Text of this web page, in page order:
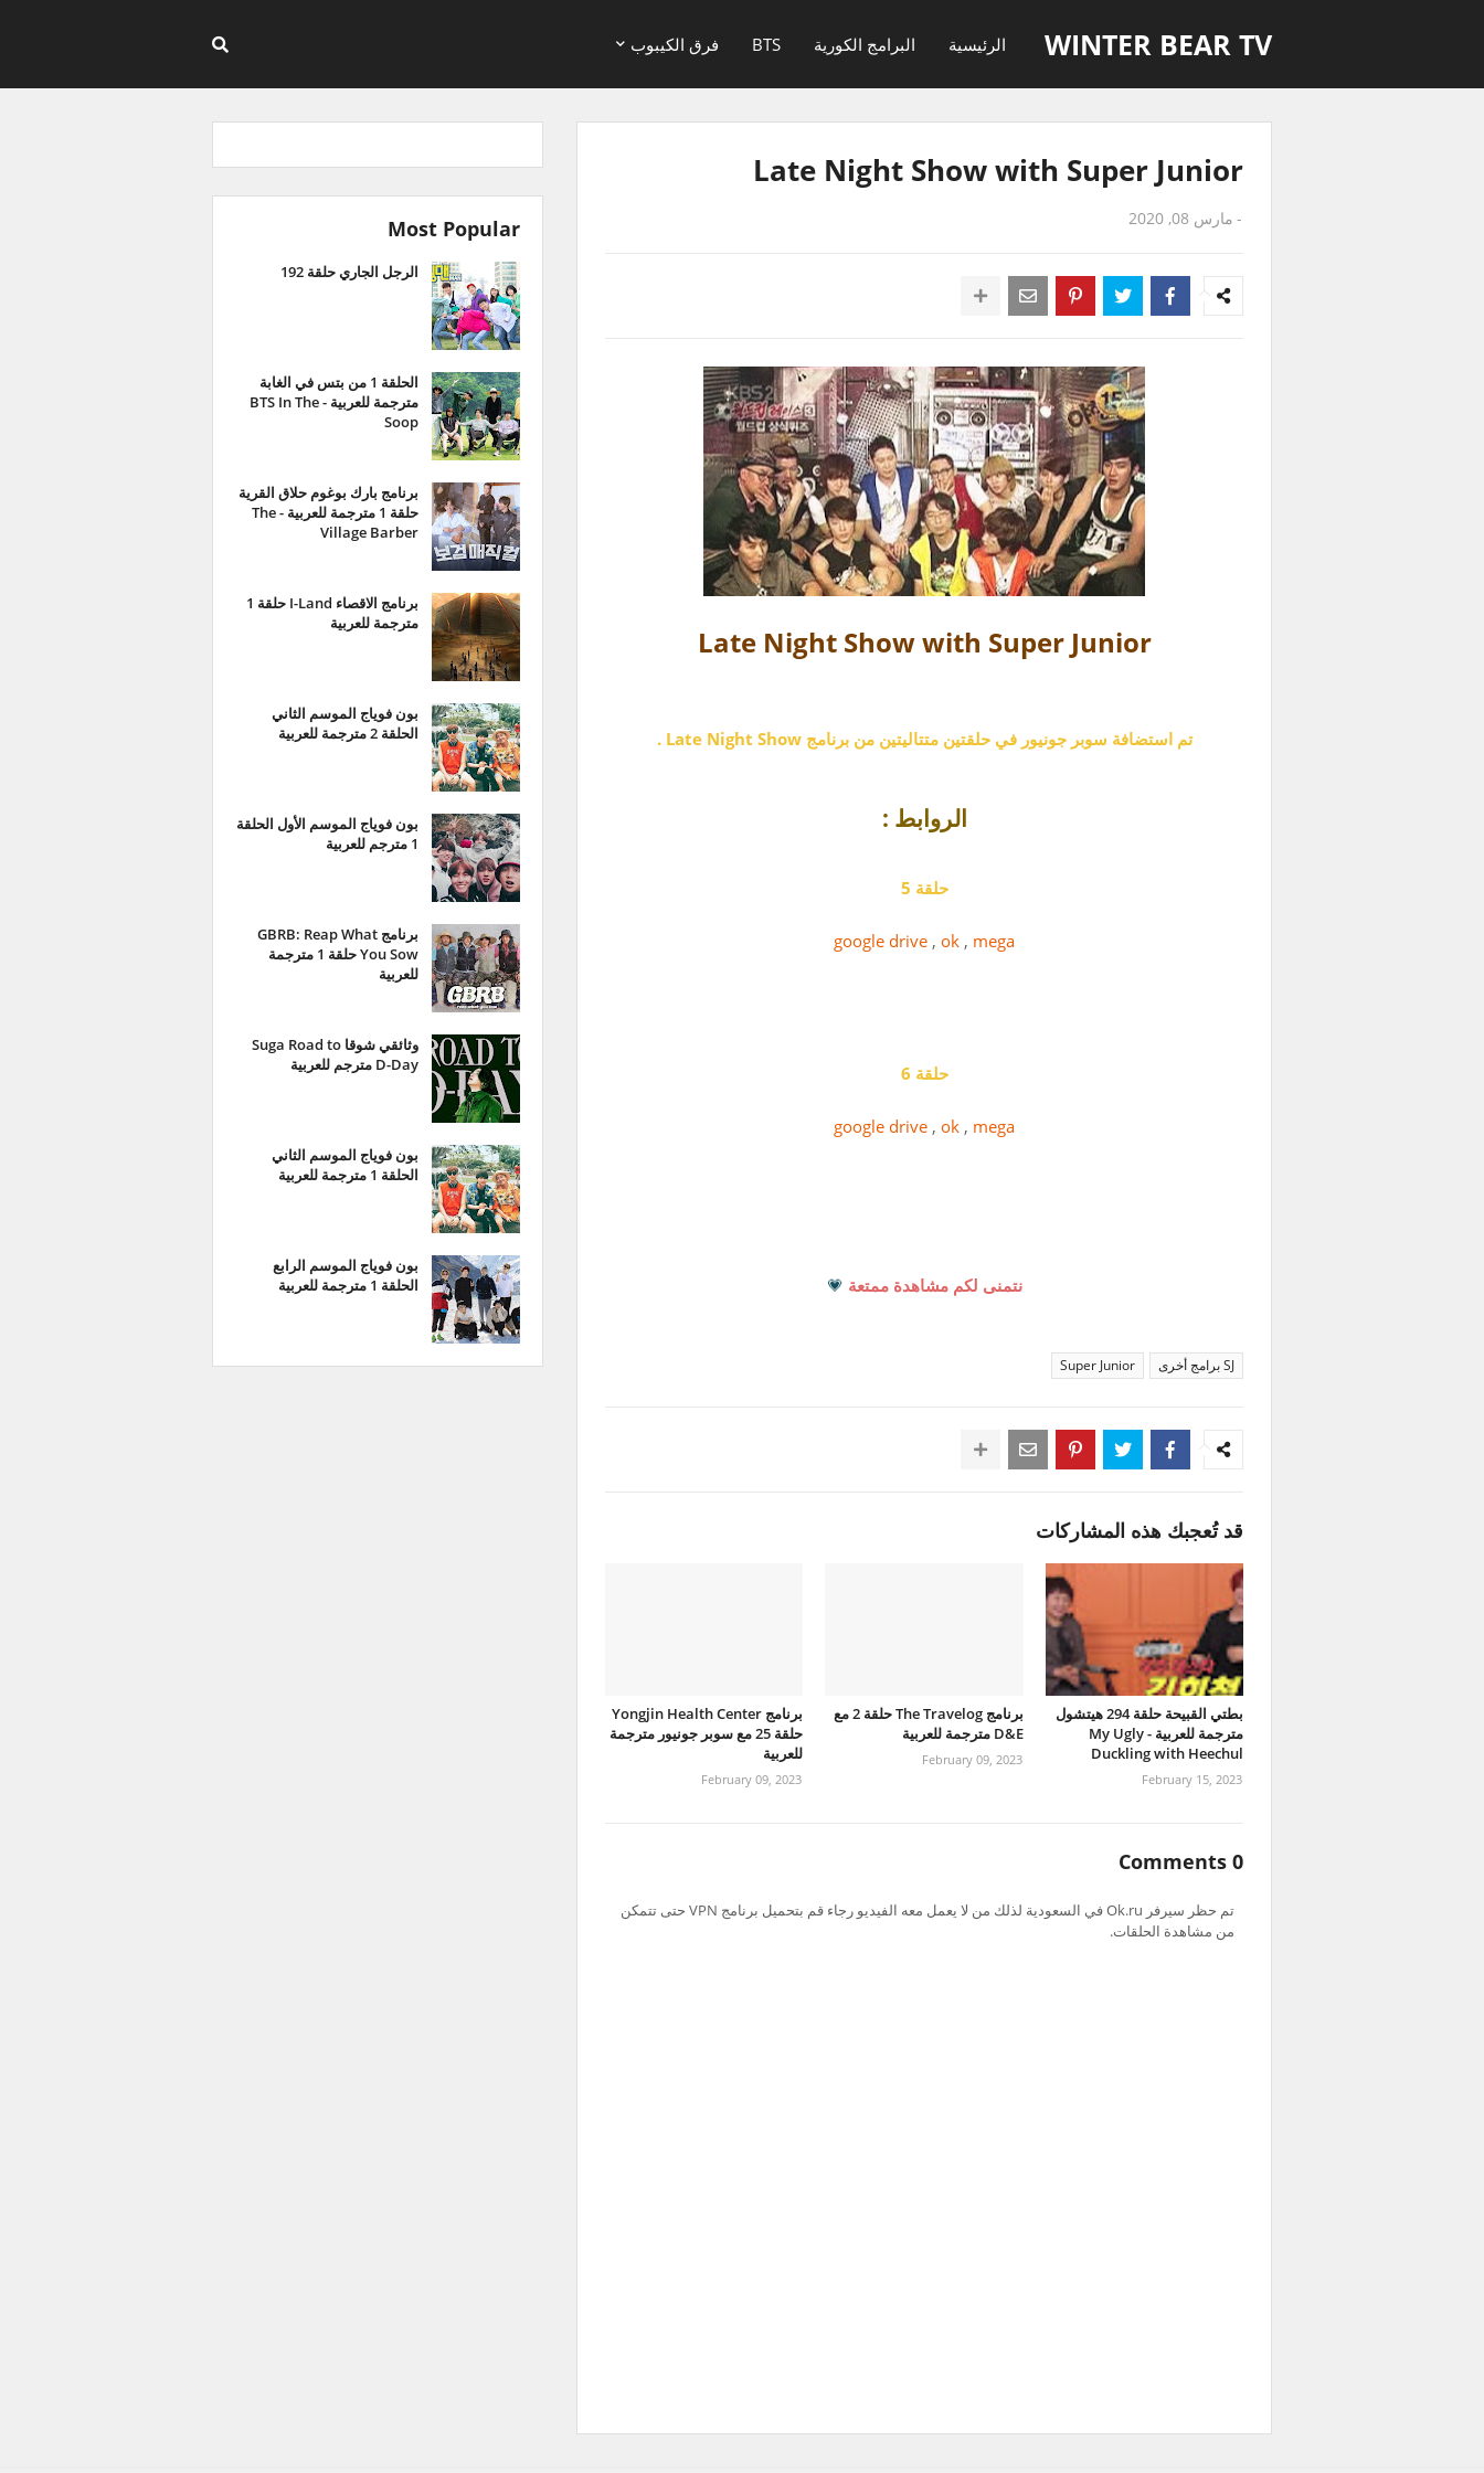
WINTER BEAR TV الرئيسية البرامج الكورية BTS فرق الكيبوب
Late Night Show with Super Junior
- مارس 08, 2020
Late Night Show with Super Junior
تم استضافة سوبر جونيور في حلقتين متتاليتين من برنامج Late Night Show .
الروابط :
حلقة 5
google drive , ok , mega
حلقة 6
google drive , ok , mega
نتمنى لكم مشاهدة ممتعة 💗
SJ برامج أخرى Super Junior
قد تُعجبك هذه المشاركات
بطتي القبيحة حلقة 294 هيتشول
مترجمة للعربية - My Ugly
Duckling with Heechul
February 15, 2023
برنامج The Travelog حلقة 2 مع
D&E مترجمة للعربية
February 09, 2023
برنامج Yongjin Health Center
حلقة 25 مع سوبر جونيور مترجمة
للعربية
February 09, 2023
0 Comments
تم حظر سيرفر Ok.ru في السعودية لذلك من لا يعمل معه الفيديو رجاء قم بتحميل برنامج VPN حتى تتمكن
من مشاهدة الحلقات.
Most Popular
الرجل الجاري حلقة 192
الحلقة 1 من بتس في الغابة
مترجمة للعربية - BTS In The
Soop
برنامج بارك بوغوم حلاق القرية
حلقة 1 مترجمة للعربية - The
Village Barber
برنامج الاقصاء I-Land حلقة 1
مترجمة للعربية
بون فوياج الموسم الثاني
الحلقة 2 مترجمة للعربية
بون فوياج الموسم الأول الحلقة
1 مترجم للعربية
برنامج GBRB: Reap What
You Sow حلقة 1 مترجمة
للعربية
وثائقي شوقا Suga Road to
D-Day مترجم للعربية
بون فوياج الموسم الثاني
الحلقة 1 مترجمة للعربية
بون فوياج الموسم الرابع
الحلقة 1 مترجمة للعربية